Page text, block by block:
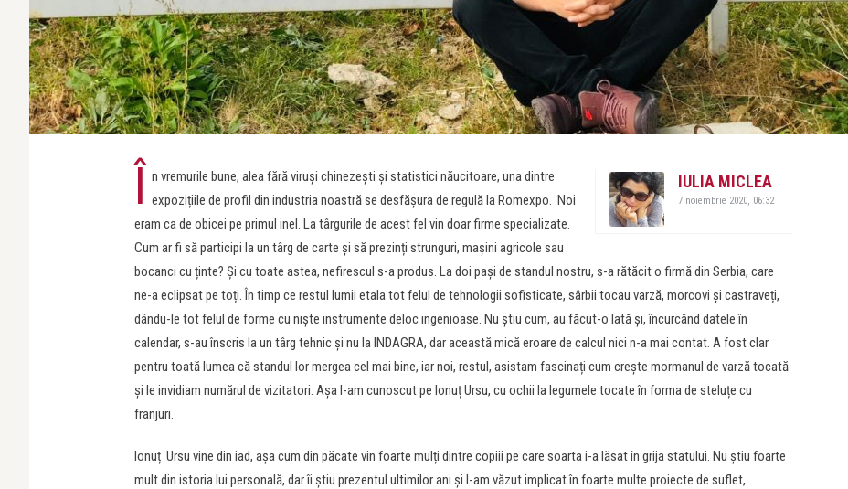
IULIA MICLEA
7 noiembrie 2020, 06:32
Î n vremurile bune, alea fără viruși chinezești și statistici năucitoare, una dintre
expozițiile de profil din industria noastră se desfășura de regulă la Romexpo. Noi
eram ca de obicei pe primul inel. La târgurile de acest fel vin doar firme specializate.
Cum ar fi să participi la un târg de carte și să prezinți strunguri, mașini agricole sau
bocanci cu ținte? Și cu toate astea, nefirescul s-a produs. La doi pași de standul nostru, s-a rătăcit o firmă din Serbia, care
ne-a eclipsat pe toți. În timp ce restul lumii etala tot felul de tehnologii sofisticate, sârbii tocau varză, morcovi și castraveți,
dându-le tot felul de forme cu niște instrumente deloc ingenioase. Nu știu cum, au făcut-o lată și, încurcând datele în
calendar, s-au înscris la un târg tehnic și nu la INDAGRA, dar această mică eroare de calcul nici n-a mai contat. A fost clar
pentru toată lumea că standul lor mergea cel mai bine, iar noi, restul, asistam fascinați cum crește mormanul de varză tocată
și le invidiam numărul de vizitatori. Așa l-am cunoscut pe Ionuț Ursu, cu ochii la legumele tocate în forma de steluțe cu
franjuri.
Ionuț Ursu vine din iad, așa cum din păcate vin foarte mulți dintre copiii pe care soarta i-a lăsat în grija statului. Nu știu foarte
mult din istoria lui personală, dar îi știu prezentul ultimilor ani și l-am văzut implicat în foarte multe proiecte de suflet,